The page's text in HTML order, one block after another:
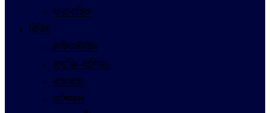
ধারাবাহিক
বিবিধ
লাইফস্টাইল
প্রযুক্তি-বাণিজ্য
রান্নাবান্না
রাশিফল